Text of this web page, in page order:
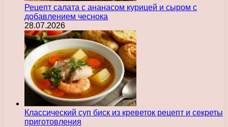
Рецепт салата с ананасом курицей и сыром с
добавлением чеснока
28.07.2026
Классический суп биск из креветок рецепт и секреты
приготовления